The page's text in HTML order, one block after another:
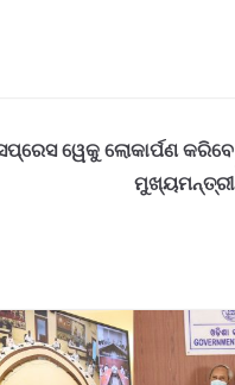
ୱେକୁ ଲୋକାର୍ପଣ କରିବେ
ମୁଖ୍ୟମନ୍ତ୍ରୀ